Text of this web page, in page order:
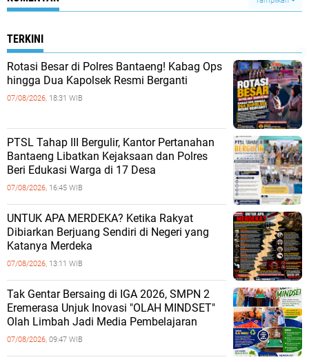
TERKINI
Rotasi Besar di Polres Bantaeng! Kabag Ops
hingga Dua Kapolsek Resmi Berganti
07/08/2026, 18:31 WIB
PTSL Tahap III Bergulir, Kantor Pertanahan
Bantaeng Libatkan Kejaksaan dan Polres
Beri Edukasi Warga di 17 Desa
07/08/2026, 16:45 WIB
UNTUK APA MERDEKA? Ketika Rakyat
Dibiarkan Berjuang Sendiri di Negeri yang
Katanya Merdeka
07/08/2026, 13:11 WIB
Tak Gentar Bersaing di IGA 2026, SMPN 2
Eremerasa Unjuk Inovasi "OLAH MINDSET"
Olah Limbah Jadi Media Pembelajaran
07/08/2026, 09:47 WIB